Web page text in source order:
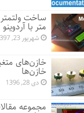
ساخت ولتمتر
متر با آردوینو
شهریور 23, 1397
خازن‌های
خازن‌ها
دی 28, 1396
مجموعه